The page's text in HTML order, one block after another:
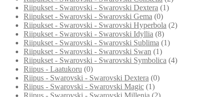
Riipukset - Swarovski - Swarovski Dextera (1)
Riipukset - Swarovski - Swarovski Gema (0)
Riipukset - Swarovski - Swarovski Hyperbola (2)
Riipukset - Swarovski - Swarovski Idyllia (8)
Riipukset - Swarovski - Swarovski Sublima (1)
Riipukset - Swarovski - Swarovski Swan (1)
Riipukset - Swarovski - Swarovski Symbolica (4)
Riipus - Laatukoru (0)
Riipus - Swarovski - Swarovski Dextera (0)
Riipus - Swarovski - Swarovski Magic (1)
Riipus - Swarovski - Swarovski Millenia (2)